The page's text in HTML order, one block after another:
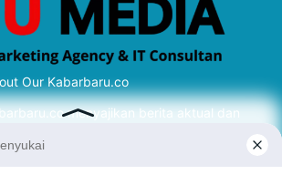
Our Kabarbaru.co
menyajikan berita aktual dan
terverifikasi dari sumber yang tepat.